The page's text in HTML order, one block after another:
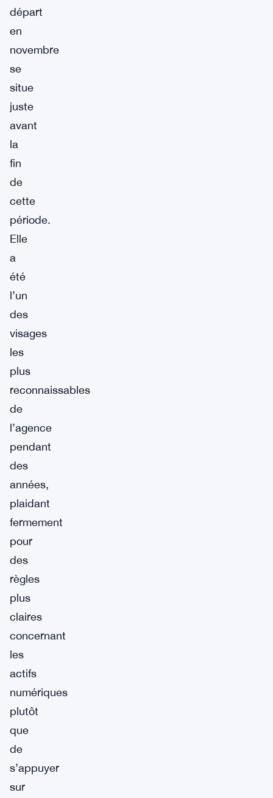
départ
en
novembre
se
situe
juste
avant
la
fin
de
cette
période.
Elle
a
été
l’un
des
visages
les
plus
reconnaissables
de
l’agence
pendant
des
années,
plaidant
fermement
pour
des
règles
plus
claires
concernant
les
actifs
numériques
plutôt
que
de
s’appuyer
sur